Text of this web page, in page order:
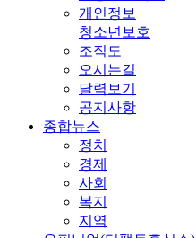
개인정보
청소년보호
조직도
오시는길
달력보기
공지사항
종합뉴스
정치
경제
사회
복지
지역